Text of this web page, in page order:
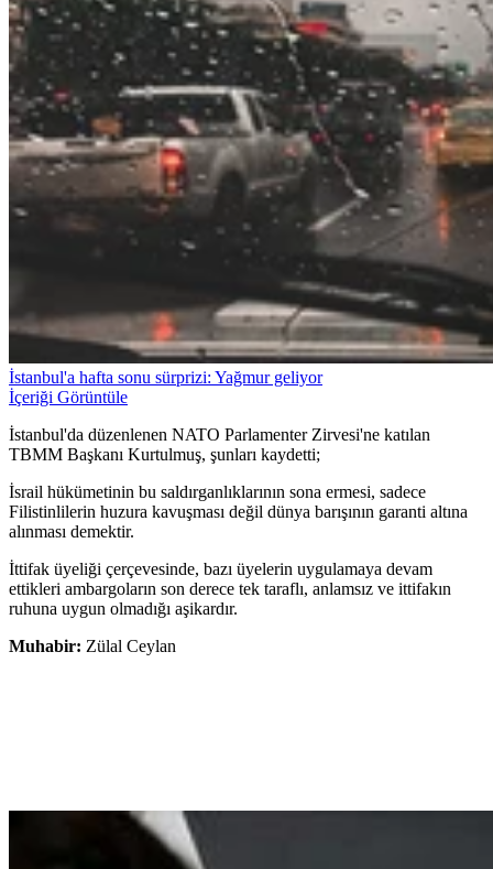
İstanbul'a hafta sonu sürprizi: Yağmur geliyor
İçeriği Görüntüle
İstanbul'da düzenlenen NATO Parlamenter Zirvesi'ne katılan
TBMM Başkanı Kurtulmuş, şunları kaydetti;
İsrail hükümetinin bu saldırganlıklarının sona ermesi, sadece
Filistinlilerin huzura kavuşması değil dünya barışının garanti altına
alınması demektir.
İttifak üyeliği çerçevesinde, bazı üyelerin uygulamaya devam
ettikleri ambargoların son derece tek taraflı, anlamsız ve ittifakın
ruhuna uygun olmadığı aşikardır.
Muhabir: Zülal Ceylan